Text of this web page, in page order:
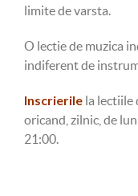
limite de varsta.
O lectie de muzica
indiferent de
Inscrierile la lectiile
oricand, zilnic, de
21:00.